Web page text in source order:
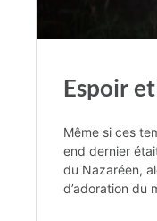
Espoir
Même si ces
end dernier
du Nazaréen,
d’adoration du